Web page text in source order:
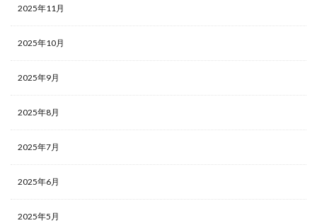
2025年11月
2025年10月
2025年9月
2025年8月
2025年7月
2025年6月
2025年5月